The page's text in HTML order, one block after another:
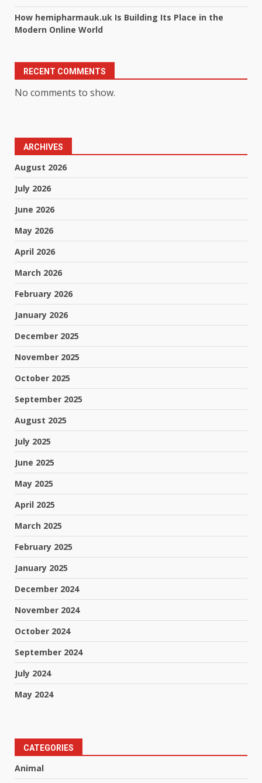
How hemipharmauk.uk Is Building Its Place in the
Modern Online World
RECENT COMMENTS
No comments to show.
ARCHIVES
August 2026
July 2026
June 2026
May 2026
April 2026
March 2026
February 2026
January 2026
December 2025
November 2025
October 2025
September 2025
August 2025
July 2025
June 2025
May 2025
April 2025
March 2025
February 2025
January 2025
December 2024
November 2024
October 2024
September 2024
July 2024
May 2024
CATEGORIES
Animal